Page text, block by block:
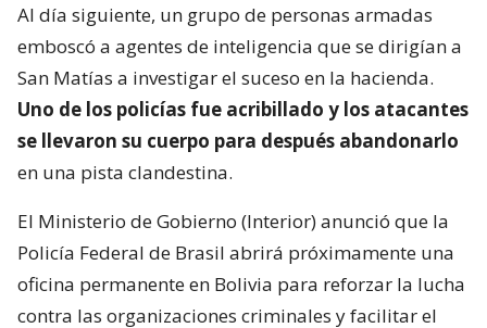
Al día siguiente, un grupo de personas armadas
emboscó a agentes de inteligencia que se dirigían a
San Matías a investigar el suceso en la hacienda.
Uno de los policías fue acribillado y los atacantes
se llevaron su cuerpo para después abandonarlo
en una pista clandestina.
El Ministerio de Gobierno (Interior) anunció que la
Policía Federal de Brasil abrirá próximamente una
oficina permanente en Bolivia para reforzar la lucha
contra las organizaciones criminales y facilitar el